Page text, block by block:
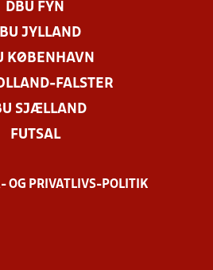
DBU FYN
JYLLAND
KØBENHAVN
FALSTER
SJÆLLAND
FUTSAL
OG PRIVATLIVS-POLITIK